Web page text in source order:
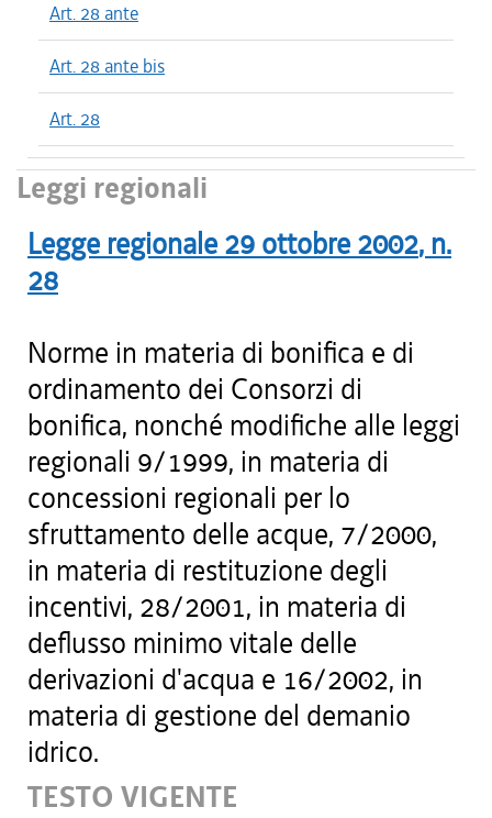
Art. 28 ante
Art. 28 ante bis
Art. 28
Leggi regionali
Legge regionale 29 ottobre 2002, n.
28
Norme in materia di bonifica e di
ordinamento dei Consorzi di
bonifica, nonché modifiche alle leggi
regionali 9/1999, in materia di
concessioni regionali per lo
sfruttamento delle acque, 7/2000,
in materia di restituzione degli
incentivi, 28/2001, in materia di
deflusso minimo vitale delle
derivazioni d'acqua e 16/2002, in
materia di gestione del demanio
idrico.
TESTO VIGENTE